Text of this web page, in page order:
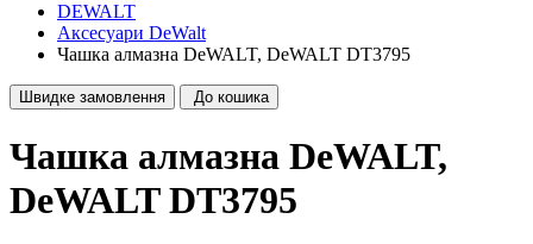
DEWALT
Аксесуари DeWalt
Чашка алмазна DeWALT, DeWALT DT3795
Швидке замовлення До кошика
Чашка алмазна DeWALT,
DeWALT DT3795